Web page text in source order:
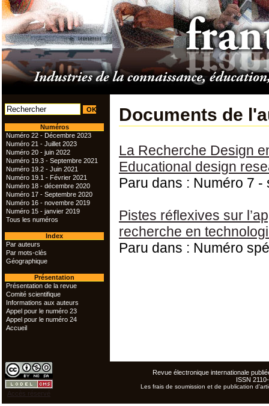
Numéros
Numéro 22 - Décembre 2023
Numéro 21 - Juillet 2023
Numéro 20 - juin 2022
Numéro 19.3 - Septembre 2021
Numéro 19.2 - Juin 2021
Numéro 19.1 - Février 2021
Numéro 18 - décembre 2020
Numéro 17 - Septembre 2020
Numéro 16 - novembre 2019
Numéro 15 - janvier 2019
Tous les numéros
Index
Par auteurs
Par mots-clés
Géographique
Présentation
Présentation de la revue
Comité scientifique
Informations aux auteurs
Appel pour le numéro 23
Appel pour le numéro 24
Accueil
Documents de
La Recherche Design
Educational design
Paru dans : Numéro 7 -
Pistes réflexives sur
recherche en
Paru dans : Numéro
Accès réservé
Revue électronique internationale
ISSN
Les frais de soumission et de publication